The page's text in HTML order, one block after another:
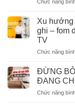
Chức năng
Xu hướng
ghi – fom
TV
Chức năng
ĐỪNG
ĐANG
Chức năng